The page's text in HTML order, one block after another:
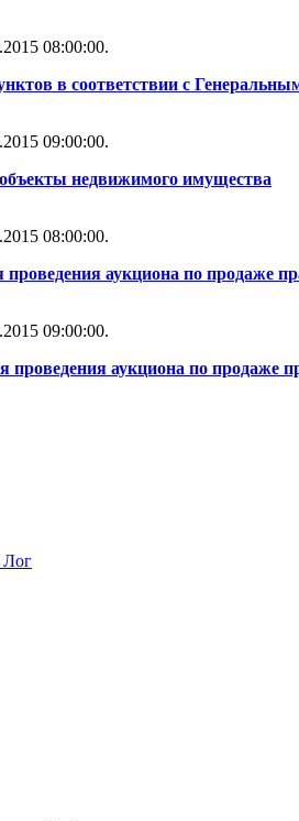
08:00:00.
в соответствии с
09:00:00.
недвижимого имущества
08:00:00.
аукциона по продаже
09:00:00.
аукциона по продаже
Лог